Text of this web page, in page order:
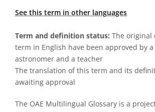
See this term in other languages
Term and definition status: The original
term in English have been approved by
astronomer and a teacher
The translation of this term and its
awaiting approval
The OAE Multilingual Glossary is a